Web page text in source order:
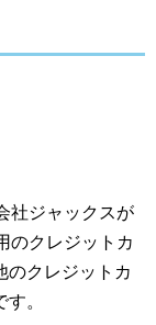
社ジャックスが
のクレジットカ
のクレジットカ
。